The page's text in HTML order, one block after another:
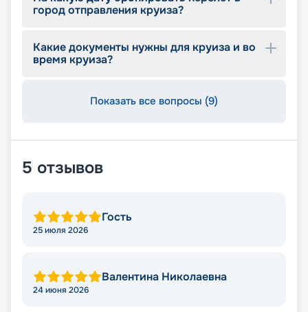
город отправления круиза?
Какие документы нужны для круиза и во
время круиза?
Показать все вопросы (9)
5 отзывов
Гость
25 июля 2026
Валентина Николаевна
24 июня 2026